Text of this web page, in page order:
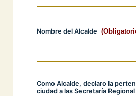
Nombre del Alcalde
Como Alcalde, declaro la
ciudad a las Secretaría